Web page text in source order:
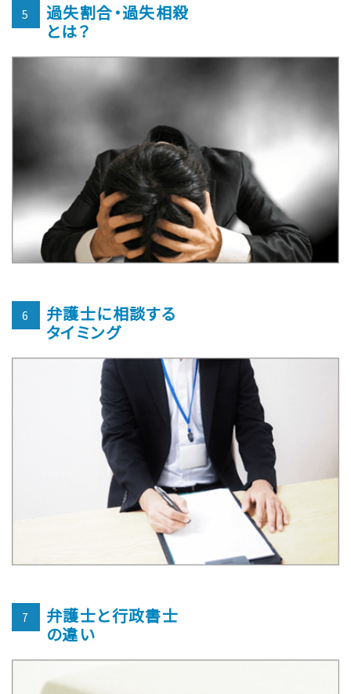
5
過失割合・過失相殺
とは？
6
弁護士に相談する
タイミング
7
弁護士と行政書士
の違い